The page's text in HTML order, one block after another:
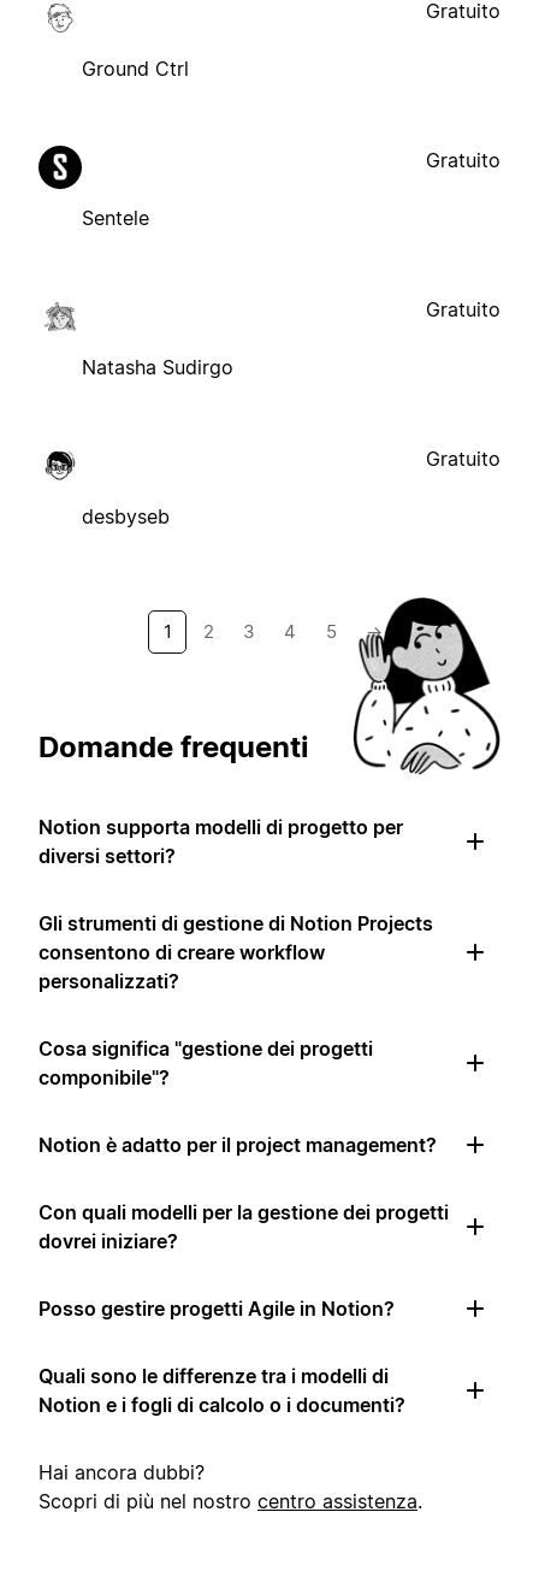
Ground Ctrl
Gratuito
Sentele
Gratuito
Natasha Sudirgo
Gratuito
desbyseb
Gratuito
1 2 3 4 5 →
Domande frequenti
Notion supporta modelli di progetto per
diversi settori?
Gli strumenti di gestione di Notion Projects
consentono di creare workflow
personalizzati?
Cosa significa "gestione dei progetti
componibile"?
Notion è adatto per il project management?
Con quali modelli per la gestione dei progetti
dovrei iniziare?
Posso gestire progetti Agile in Notion?
Quali sono le differenze tra i modelli di
Notion e i fogli di calcolo o i documenti?
Hai ancora dubbi?
Scopri di più nel nostro centro assistenza.